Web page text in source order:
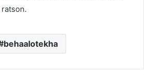
behaalotekha